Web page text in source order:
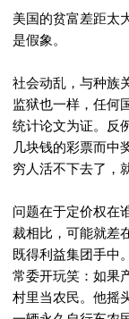
美国的贫富差距太
是假象。
社会动乱，与种族
监狱也一样，任何
统计论文为证。反
几块钱的彩票而中
穷人活不下去了，
问题在于定价权在
裁相比，可能就差
既得利益集团手中
常委开玩笑：如果
村里当农民。他摇